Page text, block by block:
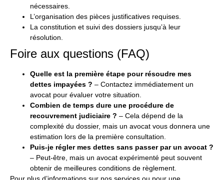
nécessaires.
L’organisation des pièces justificatives requises.
La constitution et suivi des dossiers jusqu’à leur
résolution.
Foire aux questions (FAQ)
Quelle est la première étape pour résoudre mes
dettes impayées ? – Contactez immédiatement un
avocat pour évaluer votre situation.
Combien de temps dure une procédure de
recouvrement judiciaire ? – Cela dépend de la
complexité du dossier, mais un avocat vous donnera une
estimation lors de la première consultation.
Puis-je régler mes dettes sans passer par un avocat ?
– Peut-être, mais un avocat expérimenté peut souvent
obtenir de meilleures conditions de règlement.
Pour plus d’informations sur nos services ou pour une